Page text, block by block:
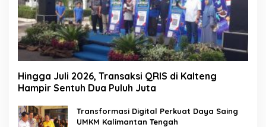
Hingga Juli 2026, Transaksi QRIS di Kalteng
Hampir Sentuh Dua Puluh Juta
Transformasi Digital Perkuat Daya Saing
UMKM Kalimantan Tengah